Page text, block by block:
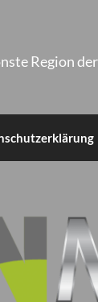
Region